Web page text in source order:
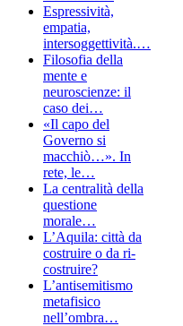
Espressività,
empatia,
intersoggettività.…
Filosofia della
mente e
neuroscienze: il
caso dei…
«Il capo del
Governo si
macchiò…». In
rete, le…
La centralità della
questione
morale…
L’Aquila: città da
costruire o da ri-
costruire?
L’antisemitismo
metafisico
nell’ombra…